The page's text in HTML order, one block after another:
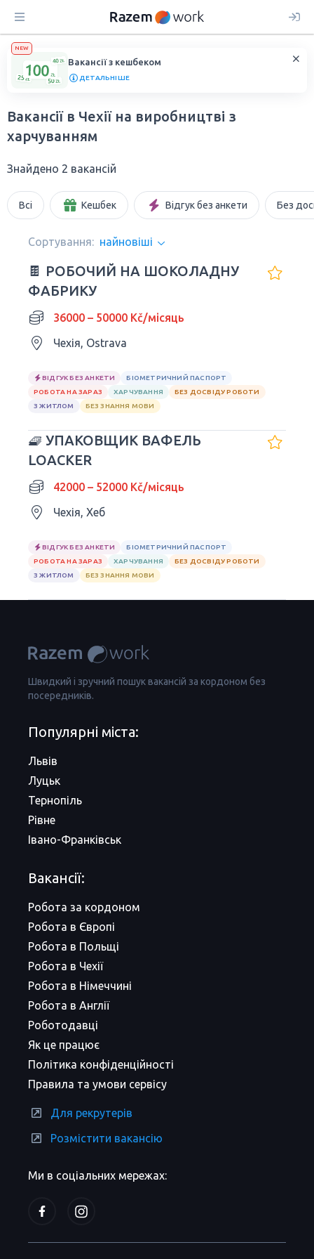
NEW
Вакансії з кешбеком
ДЕТАЛЬНІШЕ
Вакансії в Чехії на виробництві з
харчуванням
Знайдено 2 вакансій
Всі Кешбек Відгук без анкети Без
Сортування: найновіші
🍫 РОБОЧИЙ НА ШОКОЛАДНУ
ФАБРИКУ
36000 – 50000 Kč/місяць
Чехія, Ostrava
ВІДГУК БЕЗ АНКЕТИ
БІОМЕТРИЧНИЙ ПАСПОРТ
РОБОТА НА ЗАРАЗ
ХАРЧУВАННЯ
БЕЗ ДОСВІДУ РОБОТИ
З ЖИТЛОМ
БЕЗ ЗНАННЯ МОВИ
🧇 УПАКОВЩИК ВАФЕЛЬ
LOACKER
42000 – 52000 Kč/місяць
Чехія, Хеб
ВІДГУК БЕЗ АНКЕТИ
БІОМЕТРИЧНИЙ ПАСПОРТ
РОБОТА НА ЗАРАЗ
ХАРЧУВАННЯ
БЕЗ ДОСВІДУ РОБОТИ
З ЖИТЛОМ
БЕЗ ЗНАННЯ МОВИ
Швидкий і зручний пошук вакансій за кордоном без
посередників.
Ми в соціальних мережах:
Популярні міста:
Львів
Луцьк
Тернопіль
Рівне
Івано-Франківськ
Вакансії:
Робота за кордоном
Робота в Європі
Робота в Польщі
Робота в Чехії
Робота в Німеччині
Робота в Англії
Роботодавці
Як це працює
Політика конфіденційності
Правила та умови сервісу
Для рекрутерів
Розмістити вакансію